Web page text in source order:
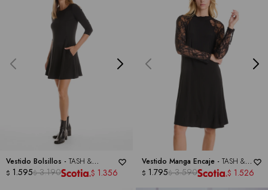
Vestido Bolsillos - TASH &
SOPHIE
$ 1.595$ 3.190 $ 1.356
Vestido Manga Encaje - TASH &
SOPHIE
$ 1.795$ 3.590 $ 1.526